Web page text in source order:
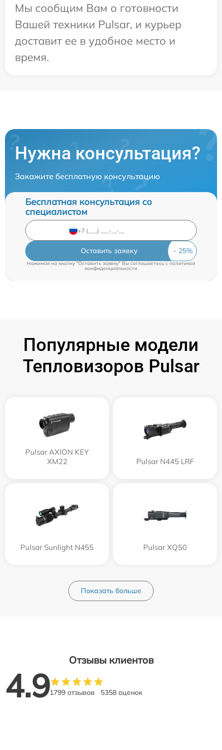
Мы сообщим Вам о готовности
Вашей техники Pulsar, и курьер
доставит ее в удобное место и
время.
Нужна консультация?
Закажите бесплатную консультацию
Бесплатная консультация со
специалистом
Оставить заявку
Нажимая на кнопку "Оставить заявку" Вы соглашаетесь c политикой
конфиденциальности
Популярные модели
Тепловизоров Pulsar
Pulsar AXION KEY
XM22
Pulsar N445 LRF
Pulsar Sunlight N455 Pulsar XQ50
Показать больше
Отзывы клиентов
4.91799 отзывов 5358 оценок